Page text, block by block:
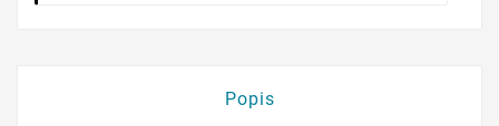
Popis